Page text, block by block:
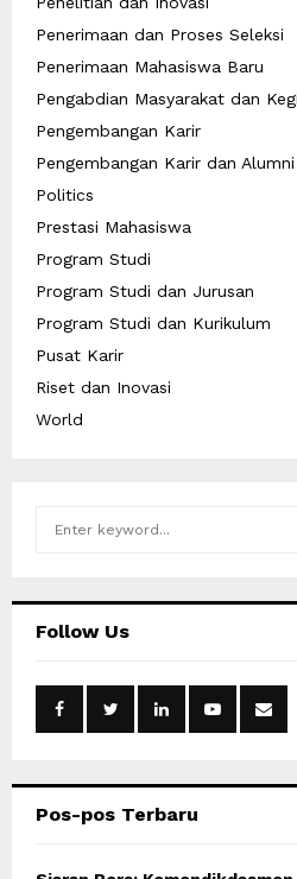
Penerimaan dan Proses Seleksi
Penerimaan Mahasiswa Baru
Pengabdian Masyarakat dan
Pengembangan Karir
Pengembangan Karir dan Alumni
Politics
Prestasi Mahasiswa
Program Studi
Program Studi dan Jurusan
Program Studi dan Kurikulum
Pusat Karir
Riset dan Inovasi
World
hFollow Us
Pos-pos Terbaru